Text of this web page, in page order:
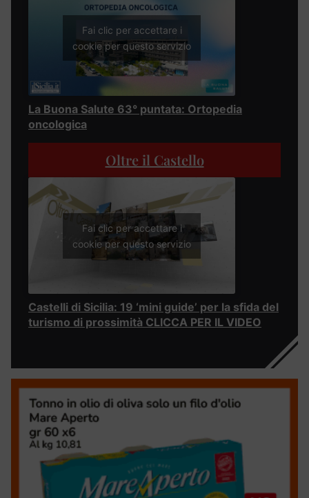
Fai clic per accettare i
cookie per questo servizio
La Buona Salute 63° puntata: Ortopedia
oncologica
Oltre il Castello
Fai clic per accettare i
cookie per questo servizio
Castelli di Sicilia: 19 ‘mini guide’ per la sfida del
turismo di prossimità CLICCA PER IL VIDEO